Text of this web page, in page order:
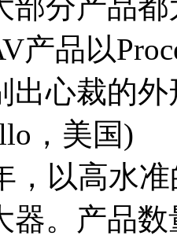
产品以
出心裁的
，美国)
，以高水
器。产品